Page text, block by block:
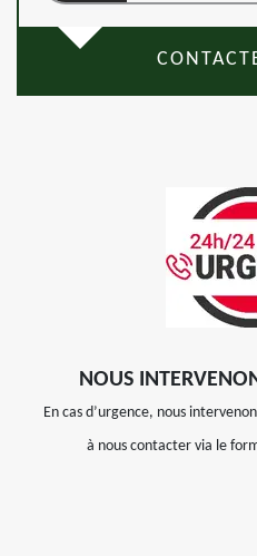
NOUS
En cas d’urgence, nous
à nous contacter via le